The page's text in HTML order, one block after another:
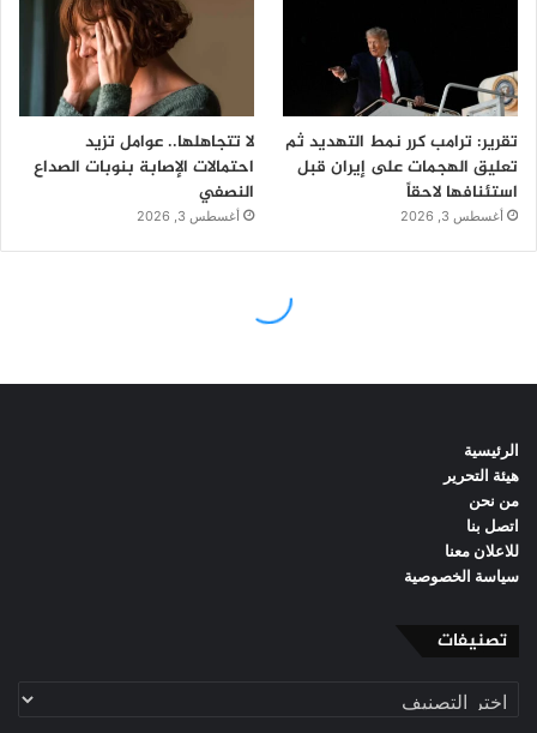
الرئيسية
هيئة التحرير
من نحن
اتصل بنا
للاعلان معنا
سياسة الخصوصية
تصنيفات
تصنيفات